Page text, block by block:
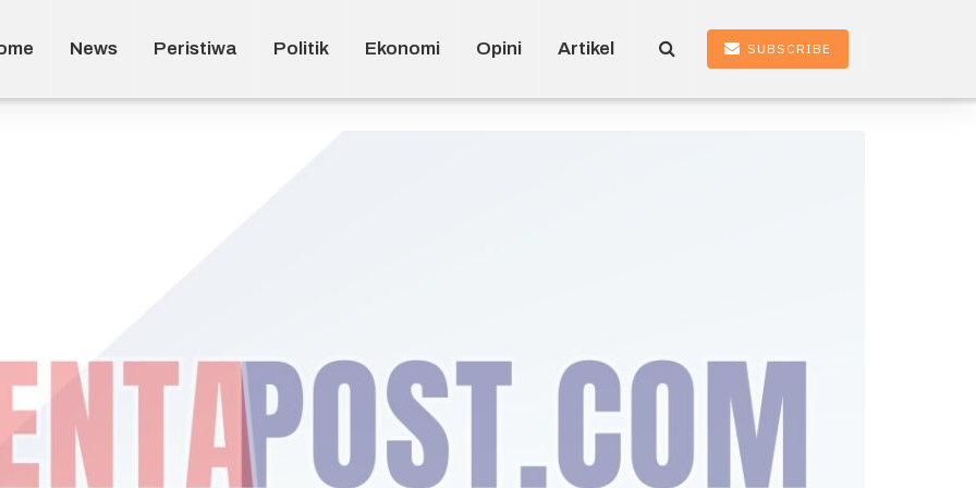
News Peristiwa Politik Ekonomi Opini Artikel SUBSCRIBE